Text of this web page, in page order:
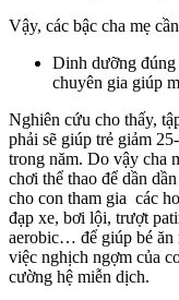
Vậy, các bậc cha mẹ
Dinh dưỡng đúng
chuyên gia giúp
Nghiên cứu cho thấy,
phải sẽ giúp trẻ giảm
trong năm. Do vậy cha
chơi thể thao để dần
cho con tham gia các
đạp xe, bơi lội, trượt
aerobic… để giúp bé ăn
việc nghịch ngợm của
cường hệ miễn dịch.